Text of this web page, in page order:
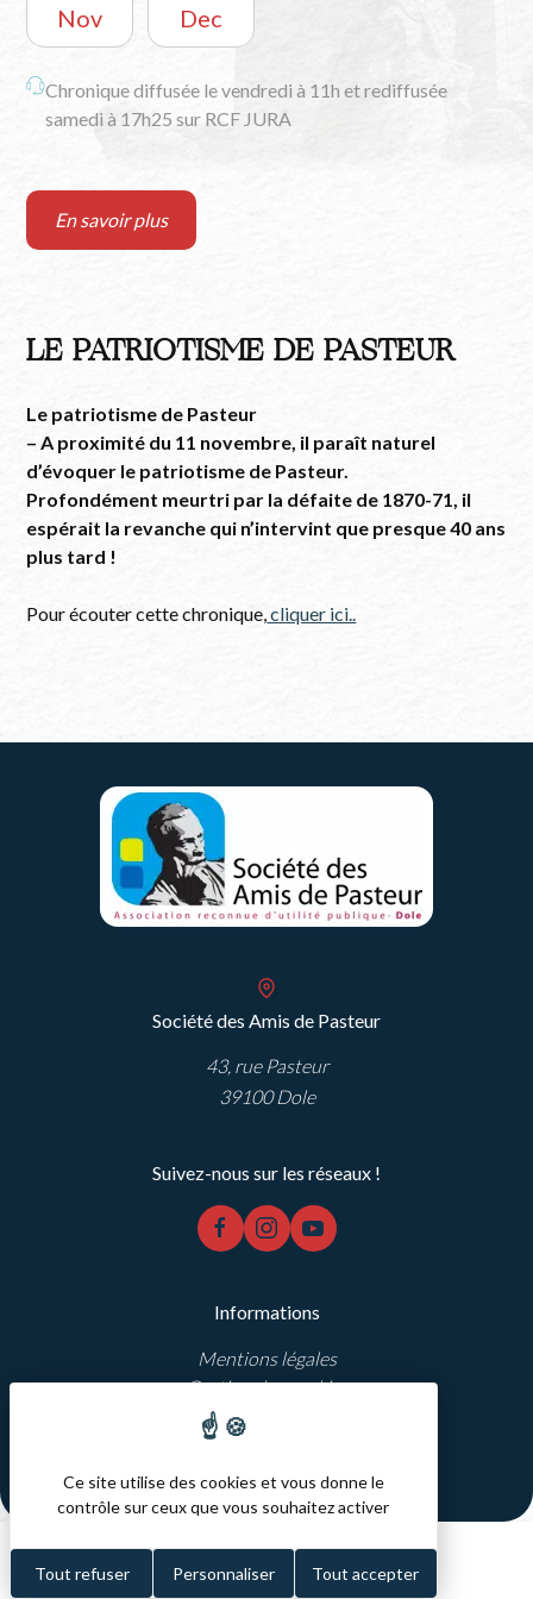
Nov Dec
Chronique diffusée le vendredi à 11h et rediffusée
samedi à 17h25 sur RCF JURA
En savoir plus
LE PATRIOTISME DE PASTEUR
Le patriotisme de Pasteur
– A proximité du 11 novembre, il paraît naturel
d’évoquer le patriotisme de Pasteur.
Profondément meurtri par la défaite de 1870-71, il
espérait la revanche qui n’intervint que presque 40 ans
plus tard !
Pour écouter cette chronique,cliquer ici..
Société des Amis de Pasteur
43, rue Pasteur
39100 Dole
Suivez-nous sur les réseaux !
facebook
instagramyoutube
Informations
Mentions légales
Gestion des cookies
Réalisation Koredge
Partenaires
Ce site utilise des cookies et vous donne le
contrôle sur ceux que vous souhaitez activer
Tout accepter
Tout refuser Personnaliser